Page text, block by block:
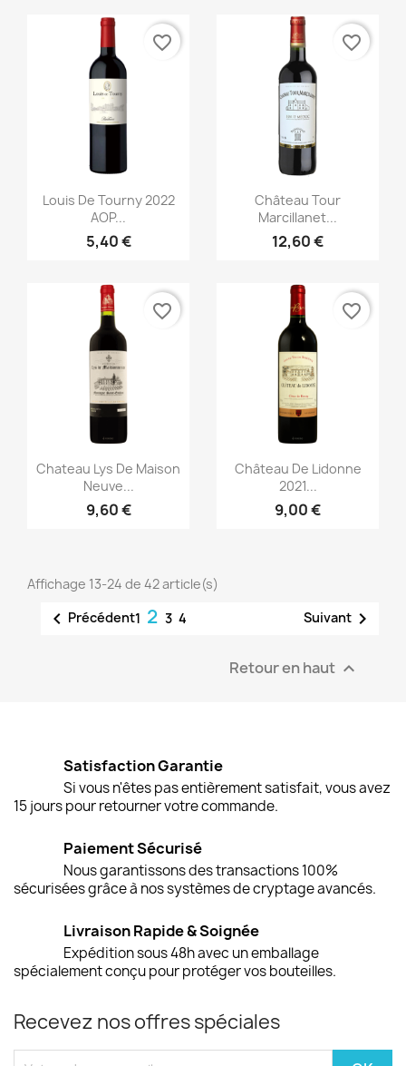
Aperçu rapide
Louis De Tourny 2022
AOP...
5,40 €
favorite_border
Aperçu rapide
Château Tour
Marcillanet...
12,60 €
favorite_border
Aperçu rapide
Chateau Lys De Maison
Neuve...
9,60 €
favorite_border
Aperçu rapide
Château De Lidonne
2021...
9,00 €
favorite_border
Affichage 13-24 de 42 article(s)
 Précédent1 2 3 4 Suivant 
Retour en haut 
Satisfaction Garantie
Si vous n'êtes pas entièrement satisfait, vous avez
15 jours pour retourner votre commande.
Paiement Sécurisé
Nous garantissons des transactions 100%
sécurisées grâce à nos systèmes de cryptage avancés.
Livraison Rapide & Soignée
Expédition sous 48h avec un emballage
spécialement conçu pour protéger vos bouteilles.
Recevez nos offres spéciales